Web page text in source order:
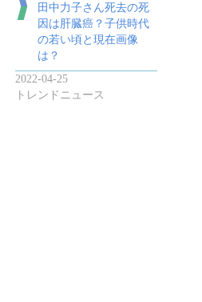
田中力子さん死去の死
因は肝臓癌？子供時代
の若い頃と現在画像
は？
2022-04-25
トレンドニュース